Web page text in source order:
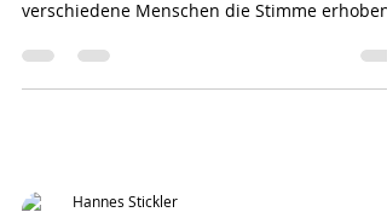
Aufruf über E-Mail im Rahmen des
verschiedene Menschen die Stimme erhoben,
oder ein Bild gesendet....